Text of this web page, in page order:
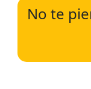
No te